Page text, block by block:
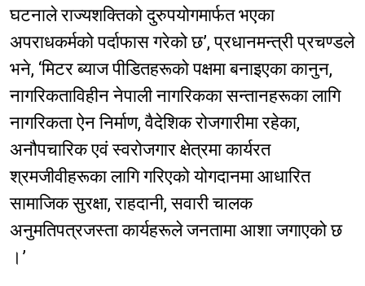
घटनाले राज्यशक्तिको दुरुपयोगमार्फत भएका
अपराधकर्मको पर्दाफास गरेको छ’, प्रधानमन्त्री प्रचण्डले
भने, ‘मिटर ब्याज पीडितहरूको पक्षमा बनाइएका कानुन,
नागरिकताविहीन नेपाली नागरिकका सन्तानहरूका लागि
नागरिकता ऐन निर्माण, वैदेशिक रोजगारीमा रहेका,
अनौपचारिक एवं स्वरोजगार क्षेत्रमा कार्यरत
श्रमजीवीहरूका लागि गरिएको योगदानमा आधारित
सामाजिक सुरक्षा, राहदानी, सवारी चालक
अनुमतिपत्रजस्ता कार्यहरूले जनतामा आशा जगाएको छ
।’